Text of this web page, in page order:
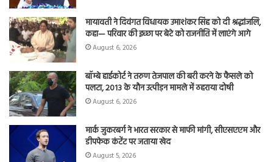
मायावती ने दिवंगत विधायक उमाशंकर सिंह को दी श्रद्धांजलि,
कहा— परिवार की इच्छा पर बेटे को राजनीति में लाएंगे आगे
August 6, 2026
बॉम्बे हाईकोर्ट ने तरुण तेजपाल की बरी करने के फैसले को
पलटा, 2013 के यौन उत्पीड़न मामले में ठहराया दोषी
August 6, 2026
मार्क जुकरबर्ग ने भारत सरकार से माफी मांगी, सीएसएएम और
डीपफेक कंटेंट पर जताया खेद
August 5, 2026